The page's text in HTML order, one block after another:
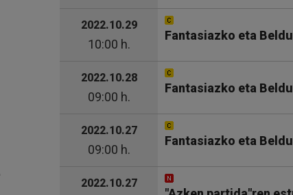
2022.10.29
10:00 h.
Fantasiazko eta
2022.10.28
09:00 h.
Fantasiazko eta
2022.10.27
09:00 h.
Fantasiazko eta
2022.10.27